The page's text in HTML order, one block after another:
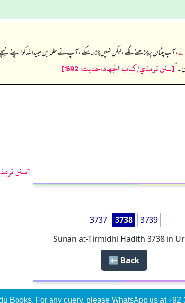
۱؎ ، آپ چٹان پر چڑھنے لگے، لیکن نہیں چڑھ سکے، آپ نے طلحہ بن عبیداللہ کو اپنے
“[سنن ترمذي/كتاب الجهاد/حدیث: 1692]
[سنن
3737 3738
3739
Sunan at-Tirmidhi Hadith 3738 in
Back ⬅️
Books, For any query, please WhatsApp us at